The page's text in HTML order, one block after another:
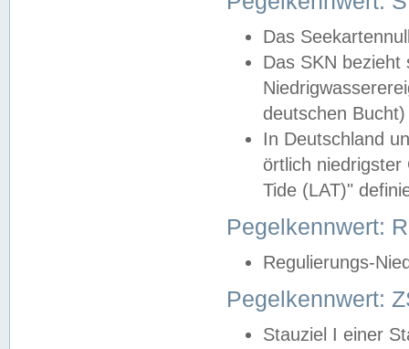
Das
Das SKN
deutschen
In Deutschland
örtlich
Tide (LAT)"
Pegelkennwert:
Regulierungs-
Pegelkennwert:
Stauziel I einer